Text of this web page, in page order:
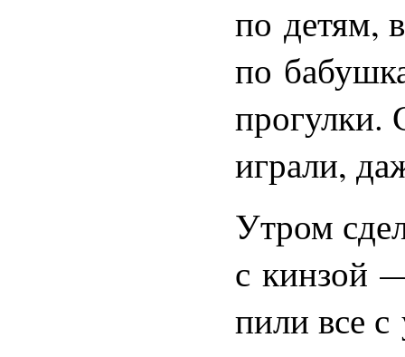
по детям,
по
прогулки.
играли,
Утром
с кинзой
пили все с